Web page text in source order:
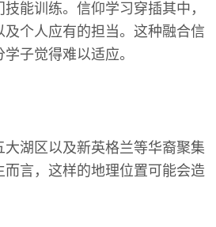
能训练。信仰学习穿插其中，
个人应有的担当。这种融合信
子觉得难以适应。
湖区以及新英格兰等华裔聚集
言，这样的地理位置可能会造